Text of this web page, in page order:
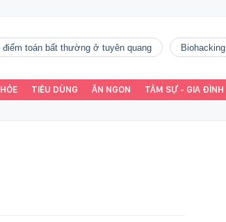
điểm toán bất thường ở tuyên quang Biohacking
TIÊU DÙNG ĂN NGON TÂM SỰ - GIA ĐÌNH